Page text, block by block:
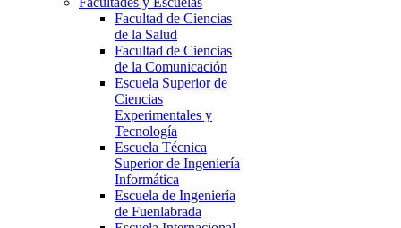
Facultad de Ciencias
de la Salud
Facultad de Ciencias
de la Comunicación
Escuela Superior de
Ciencias
Experimentales y
Tecnología
Escuela Técnica
Superior de Ingeniería
Informática
Escuela de Ingeniería
de Fuenlabrada